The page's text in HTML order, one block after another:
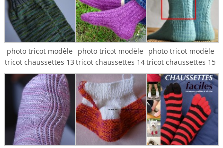
photo tricot modèle
tricot chaussettes 13
photo tricot modèle
tricot chaussettes 14
photo tricot modèle
tricot chaussettes 15